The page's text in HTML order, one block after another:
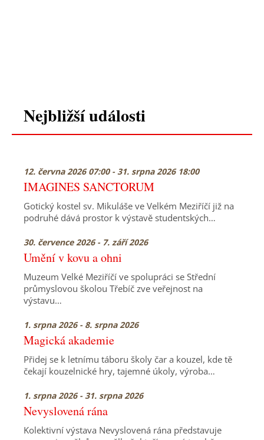
Nejbližší události
12. června 2026 07:00 - 31. srpna 2026 18:00
IMAGINES SANCTORUM
Gotický kostel sv. Mikuláše ve Velkém Meziříčí již na
podruhé dává prostor k výstavě studentských…
30. července 2026 - 7. září 2026
Umění v kovu a ohni
Muzeum Velké Meziříčí ve spolupráci se Střední
průmyslovou školou Třebíč zve veřejnost na
výstavu…
1. srpna 2026 - 8. srpna 2026
Magická akademie
Přidej se k letnímu táboru školy čar a kouzel, kde tě
čekají kouzelnické hry, tajemné úkoly, výroba…
1. srpna 2026 - 31. srpna 2026
Nevyslovená rána
Kolektivní výstava Nevyslovená rána představuje